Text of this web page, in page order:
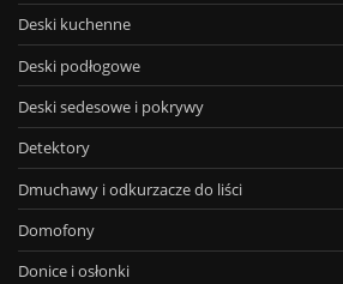
Deski kuchenne
Deski podłogowe
Deski sedesowe i pokrywy
Detektory
Dmuchawy i odkurzacze do liści
Domofony
Donice i osłonki